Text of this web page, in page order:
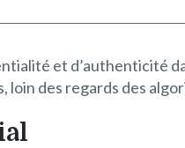
et d’authenticité
des regards des